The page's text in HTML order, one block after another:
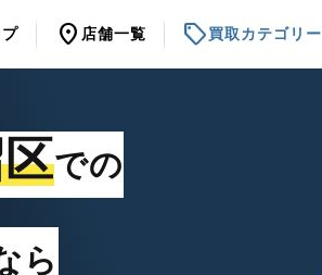
プ location_on 店舗一覧 sell買取カテゴリー
での
ら